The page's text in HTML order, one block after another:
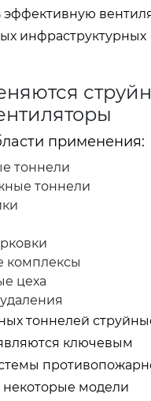
эффективную
инфраструктурных
применения:
тоннели
тоннели
комплексы
цеха
тоннелей
ключевым
некоторые модели